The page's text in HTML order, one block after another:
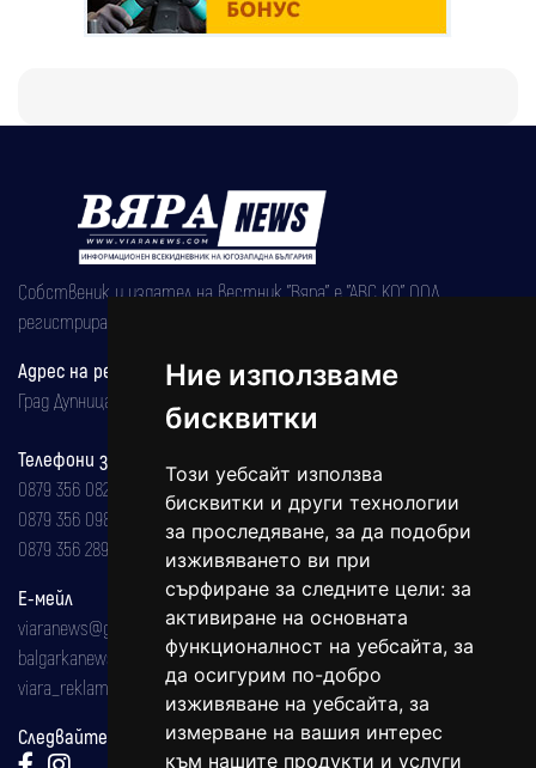
Ние използваме
бисквитки
Този уебсайт използва
бисквитки и други технологии
за проследяване, за да подобри
изживяването ви при
сърфиране за следните цели: за
активиране на основната
функционалност на уебсайта, за
да осигурим по-добро
изживяване на уебсайта, за
измерване на вашия интерес
към нашите продукти и услуги
Собственик и издател на вестник "Вяра" е "АВС КО" ООД,
регистрирана на 08.05.2002 година.
Адрес на редакцията
Град Дупница, ул.''Христо Ботев" 43
Телефони за реклама и абонаменти
0879 356 082
0879 356 098
0879 356 289
Е-мейл
viaranews@gmail.com
balgarkanews@gmail.com
viara_reklama@mail.bg
Следвайте ни: